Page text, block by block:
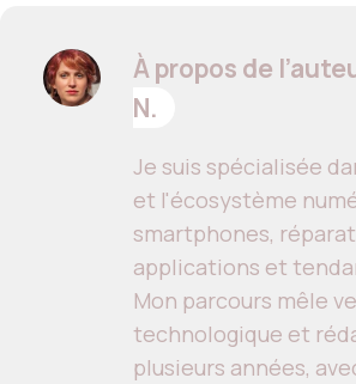
À propos de
N.
Je suis spécialisée
et l'écosystème
smartphones,
applications et
Mon parcours mêle
technologique et
plusieurs années,